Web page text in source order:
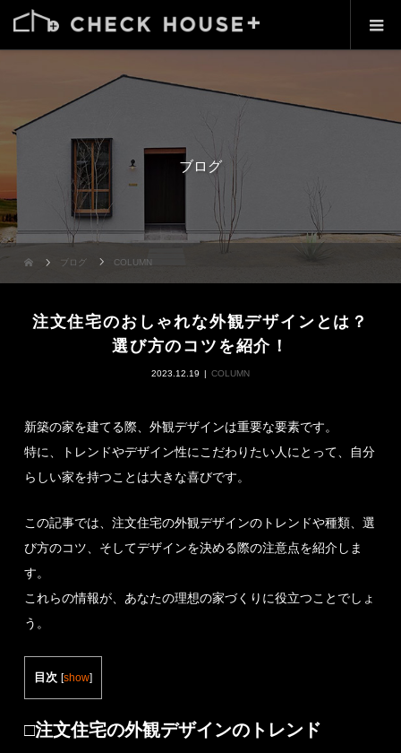
ブログ
ブログ COLUMN
注文住宅のおしゃれな外観デザインとは？
選び方のコツを紹介！
2023.12.19 COLUMN
新築の家を建てる際、外観デザインは重要な要素です。
特に、トレンドやデザイン性にこだわりたい人にとって、自分
らしい家を持つことは大きな喜びです。
この記事では、注文住宅の外観デザインのトレンドや種類、選
び方のコツ、そしてデザインを決める際の注意点を紹介しま
す。
これらの情報が、あなたの理想の家づくりに役立つことでしょ
う。
目次 [show]
□注文住宅の外観デザインのトレンド